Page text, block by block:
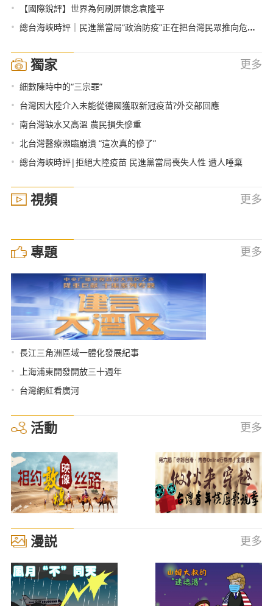
• 【國際銳評】世界為何刷屏懷念袁隆平
• 總台海峽時評｜民進黨當局“政治防疫”正在把台灣民眾推向危險境地
獨家 更多
• 細數陳時中的“三宗罪”
• 台灣因大陸介入未能從德國獲取新冠疫苗?外交部回應
• 南台灣缺水又高溫 農民損失慘重
• 北台灣醫療瀕臨崩潰 “這次真的慘了”
• 總台海峽時評|拒絕大陸疫苗 民進黨當局喪失人性 遭人唾棄
視頻 更多
專題 更多
• 長江三角洲區域一體化發展紀事
• 上海浦東開發開放三十週年
• 台灣網紅看廣河
活動 更多
漫説 更多